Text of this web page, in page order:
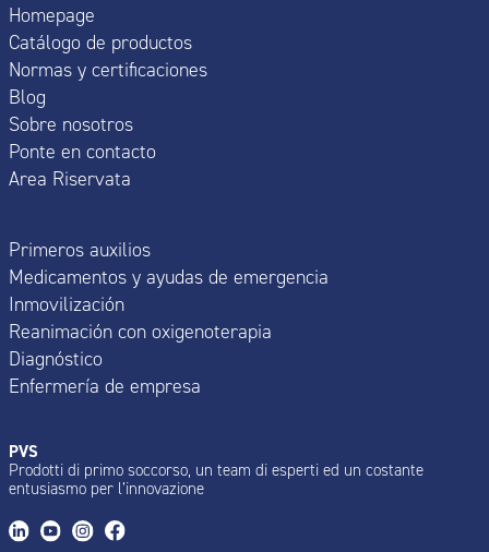
Homepage
Catálogo de productos
Normas y certificaciones
Blog
Sobre nosotros
Ponte en contacto
Area Riservata
Primeros auxilios
Medicamentos y ayudas de emergencia
Inmovilización
Reanimación con oxigenoterapia
Diagnóstico
Enfermería de empresa
PVS
Prodotti di primo soccorso, un team di esperti ed un costante
entusiasmo per l’innovazione